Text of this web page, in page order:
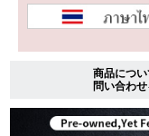
複
商品につい
問い合わせ